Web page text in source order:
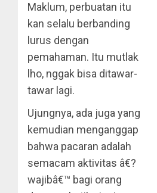
Maklum, perbuatan itu
kan selalu berbanding
lurus dengan
pemahaman. Itu mutlak
lho, nggak bisa ditawar-
tawar lagi.
Ujungnya, ada juga yang
kemudian menganggap
bahwa pacaran adalah
semacam aktivitas â€?
wajibâ€™ bagi orang